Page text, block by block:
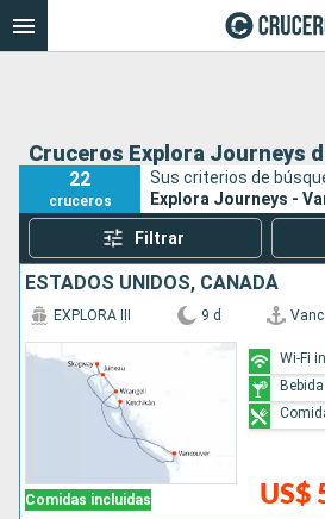
Cruceros Explora Journeys
22
cruceros
Sus criterios de
Explora Journeys -
Filtrar
ESTADOS UNIDOS, CANADÁ
Comidas incluidas
EXPLORA III 9 d
US$
Wi-Fi